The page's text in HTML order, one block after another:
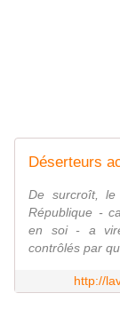
Déserteurs
De surcroît,
République -
en soi - a
contrôlés par
http://